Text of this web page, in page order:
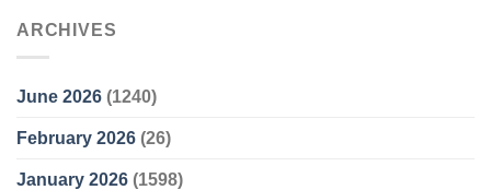
ARCHIVES
June 2026 (1240)
February 2026 (26)
January 2026 (1598)